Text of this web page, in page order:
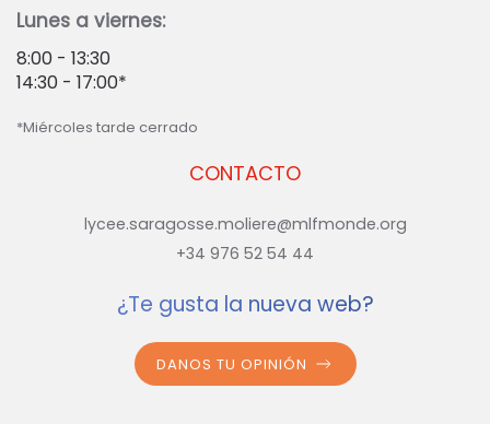
CONTACTO
lycee.saragosse.moliere@mlfmonde.org
+34 976 52 54 44
Lunes a viernes:
8:00 - 13:30
14:30 - 17:00*
*Miércoles tarde cerrado
¿Te gusta la nueva web?
DANOS TU OPINIÓN